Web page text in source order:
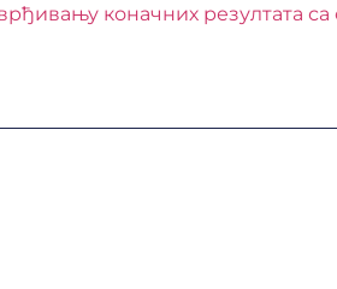
коначних резултата са